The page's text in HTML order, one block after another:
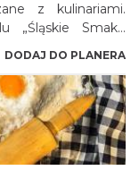
z kulinariami.
„Śląskie Smaki”
na kulinaria
DODAJ DO PLANERA